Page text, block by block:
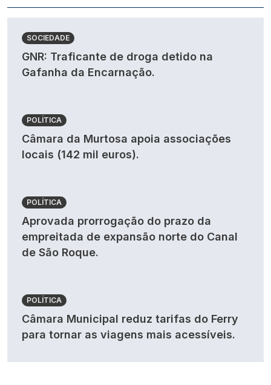
SOCIEDADE
GNR: Traficante de droga detido na
Gafanha da Encarnação.
POLÍTICA
Câmara da Murtosa apoia associações
locais (142 mil euros).
POLÍTICA
Aprovada prorrogação do prazo da
empreitada de expansão norte do Canal
de São Roque.
POLÍTICA
Câmara Municipal reduz tarifas do Ferry
para tornar as viagens mais acessíveis.